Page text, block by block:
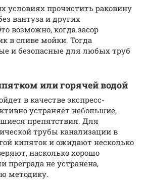
условиях прочистить раковину
вантуза и других
возможно, когда засор
в сливе мойки. Тогда
и безопасные для любых труб
или горячей водой
в качестве экспресс-
устраняет небольшие,
препятствия. Для
трубы канализации в
кипяток и ожидают несколько
насколько хорошо
преграда не устранена,
методику.